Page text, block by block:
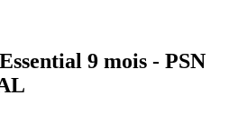
9 mois - PSN